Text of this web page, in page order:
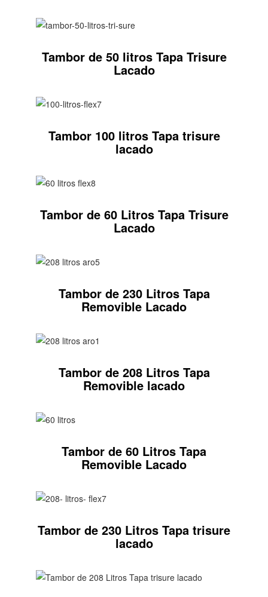
Tambor de 50 litros Tapa Trisure
Lacado
Tambor 100 litros Tapa trisure
lacado
Tambor de 60 Litros Tapa Trisure
Lacado
Tambor de 230 Litros Tapa
Removible Lacado
Tambor de 208 Litros Tapa
Removible lacado
Tambor de 60 Litros Tapa
Removible Lacado
Tambor de 230 Litros Tapa trisure
lacado